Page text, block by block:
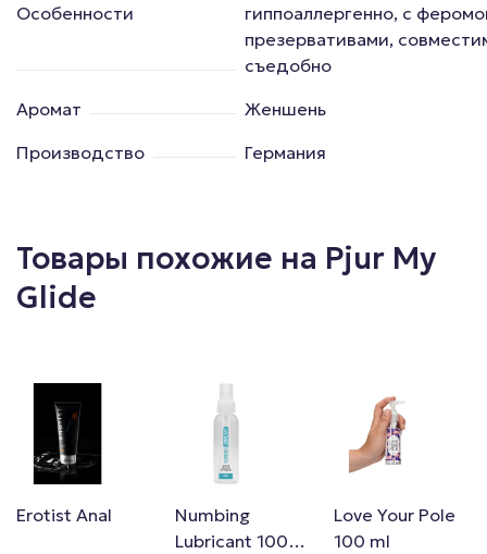
Особенности
гиппоаллергенно, с
презервативами,
съедобно
Аромат
Женшень
Производство
Германия
Товары похожие на Pjur My
Glide
Erotist Anal
Numbing
Lubricant 100
Love Your Pole
100 ml